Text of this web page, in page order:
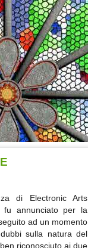
di Electronic Arts
fu annunciato per la
ad un momento
sulla natura del
riconosciuto ai due